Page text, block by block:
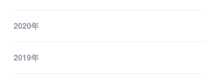
2020年
2019年